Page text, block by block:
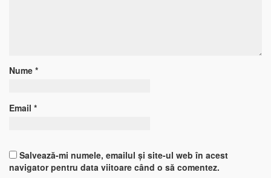
Nume *
Email *
Salvează-mi numele, emailul și site-ul web în acest
navigator pentru data viitoare când o să comentez.